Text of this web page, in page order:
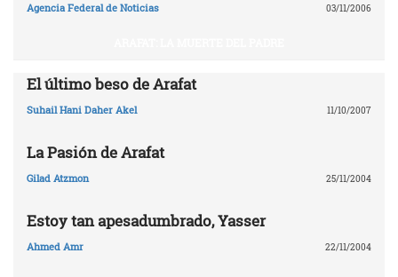
Agencia Federal de Noticias 03/11/2006
El último beso de Arafat
Suhail Hani Daher Akel 11/10/2007
La Pasión de Arafat
Gilad Atzmon 25/11/2004
Estoy tan apesadumbrado, Yasser
Ahmed Amr 22/11/2004